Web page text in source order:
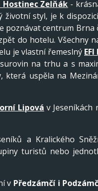
Hostinec Zelňák -
styl, je k
centrum
do hotelu. Všechny
je vlastní řemeslný
na trhu a s
která uspěla na
Lipová v Jeseníkách
a Kralického
turistů nebo
v Předzámčí i